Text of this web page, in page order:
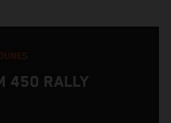
450 RALLY